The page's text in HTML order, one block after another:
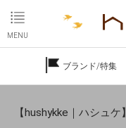
MENU
ブランド/特集
【hushykke｜ハシュケ】